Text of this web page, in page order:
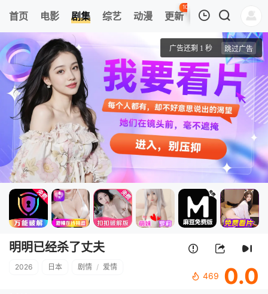
首页 电影 剧集 综艺 动漫 更新
103
热榜 APP
我的观影记录
1
明明已经杀了丈夫
清空
明明已经杀了丈夫
2026 日本 剧情 / 爱情
469 0.0